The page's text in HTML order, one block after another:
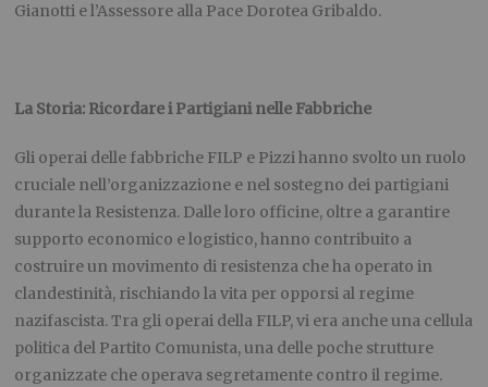
Gianotti e l’Assessore alla Pace Dorotea Gribaldo.
La Storia: Ricordare i Partigiani nelle Fabbriche
Gli operai delle fabbriche FILP e Pizzi hanno svolto un ruolo
cruciale nell’organizzazione e nel sostegno dei partigiani
durante la Resistenza. Dalle loro officine, oltre a garantire
supporto economico e logistico, hanno contribuito a
costruire un movimento di resistenza che ha operato in
clandestinità, rischiando la vita per opporsi al regime
nazifascista. Tra gli operai della FILP, vi era anche una cellula
politica del Partito Comunista, una delle poche strutture
organizzate che operava segretamente contro il regime.